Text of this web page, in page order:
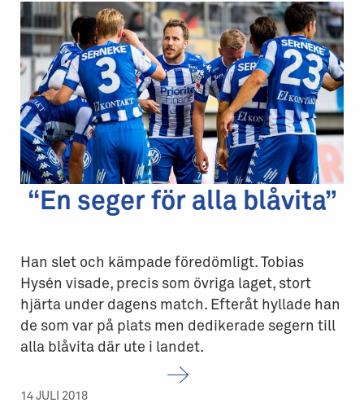
“En seger för alla blåvita”
Han slet och kämpade föredömligt. Tobias
Hysén visade, precis som övriga laget, stort
hjärta under dagens match. Efteråt hyllade han
de som var på plats men dedikerade segern till
alla blåvita där ute i landet.
14 JULI 2018